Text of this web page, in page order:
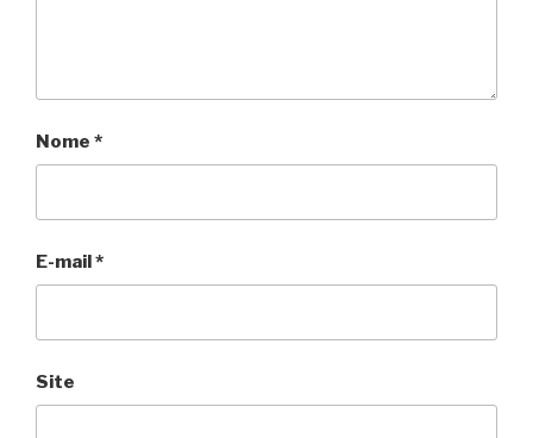
Nome *
E-mail*
Site